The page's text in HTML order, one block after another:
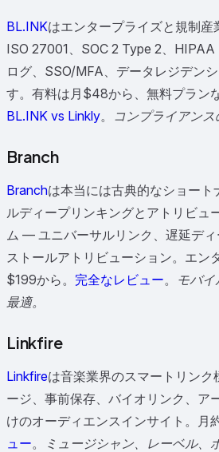
BL.INKはエンタープライズと規制産
ISO 27001、SOC 2 Type 2、
ログ、SSO/MFA、データレジデン
す。有料は月$48から、無料プランな
BL.INK vs Linkly。 コンプライアンス
Branch
Branchは本当には古典的なショート
ルディープリンキングとアトリビュ
ム — ユニバーサルリンク、遅延デ
ストールアトリビューション。エン
$199から。 完全なレビュー。 モバ
最適。
Linkfire
Linkfireは音楽業界のスマートリン
ージ、事前保存、バイオリンク、ア
けのオーディエンスインサイト。月
ュー。
ミュージシャン、レーベル、